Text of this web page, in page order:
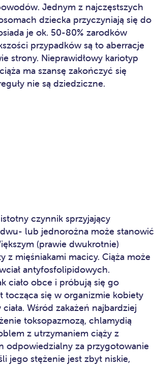
Jednym z najczęstszych
dziecka przyczyniają się do
je ok. 50-80% zarodków
przypadków są to aberracje
strony. Nieprawidłowy kariotyp
ma szansę zakończyć się
nie są dziedziczne.
czynnik sprzyjający
lub jednorożna może stanowić
(prawie dwukrotnie)
mięśniakami macicy. Ciąża może
antyfosfolipidowych.
ciało obce i próbują się go
tocząca się w organizmie kobiety
Wśród zakażeń najbardziej
toksopazmozą, chlamydią
z utrzymaniem ciąży z
za przygotowanie
jego stężenie jest zbyt niskie,